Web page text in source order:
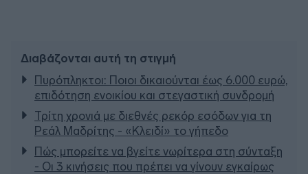
Διαβάζονται αυτή τη στιγμή
Πυρόπληκτοι: Ποιοι δικαιούνται έως 6.000 ευρώ,
επιδότηση ενοικίου και στεγαστική συνδρομή
Τρίτη χρονιά με διεθνές ρεκόρ εσόδων για τη
Ρεάλ Μαδρίτης - «Κλειδί» το γήπεδο
Πώς μπορείτε να βγείτε νωρίτερα στη σύνταξη
- Οι 3 κινήσεις που πρέπει να γίνουν εγκαίρως